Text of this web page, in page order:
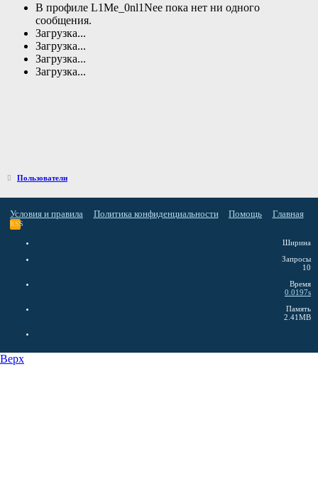
В профиле L1Me_0nl1Nee пока нет ни одного
сообщения.
Загрузка...
Загрузка...
Загрузка...
Загрузка...
Пользователи
Условия и правила Политика конфиденциальности Помощь Главная
RSS
Ширина
Запросы
10
Время
0.0197s
Память
2.41MB
Верх